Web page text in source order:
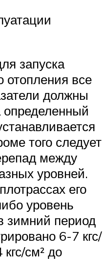
запуска
отопления все
должны
того следует
между
уровней.
его
уровень
зимний период
6-7 кгс/
см² до